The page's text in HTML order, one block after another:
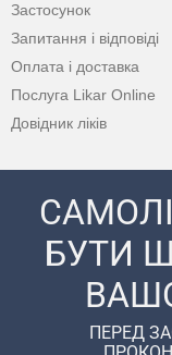
Застосунок
Запитання і відповіді
Оплата і доставка
Послуга Likar Online
Довідник ліків
БУТИ
ПЕРЕД